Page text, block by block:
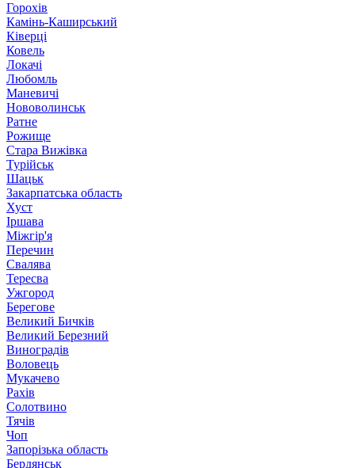
Горохів
Камінь-Каширський
Ківерці
Ковель
Локачі
Любомль
Маневичі
Нововолинськ
Ратне
Рожище
Стара Вижівка
Турійськ
Шацьк
Закарпатська область
Хуст
Іршава
Міжгір'я
Перечин
Свалява
Тересва
Ужгород
Берегове
Великий Бичків
Великий Березний
Виноградів
Воловець
Мукачево
Рахів
Солотвино
Тячів
Чоп
Запорізька область
Бердянськ